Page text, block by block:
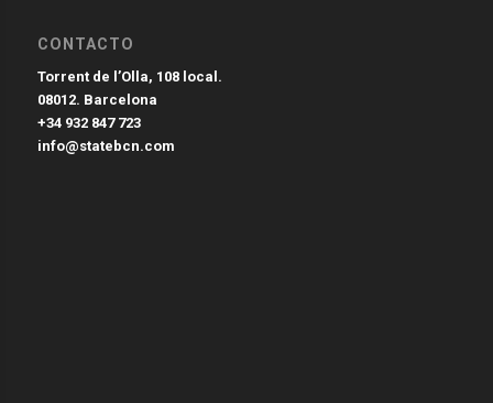
CONTACTO
Torrent de l’Olla, 108 local.
08012. Barcelona
+34 932 847 723
info@statebcn.com